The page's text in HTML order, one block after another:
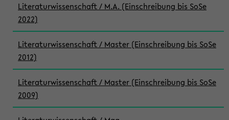
Literaturwissenschaft / M.A. (Einschreibung bis SoSe
2022)
Literaturwissenschaft / Master (Einschreibung bis SoSe
2012)
Literaturwissenschaft / Master (Einschreibung bis SoSe
2009)